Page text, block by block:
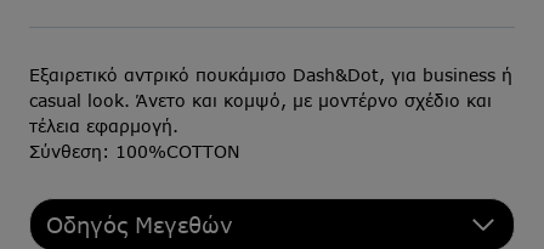
Εξαιρετικό αντρικό πουκάμισο Dash&Dot, για business ή
casual look. Άνετο και κομψό, με μοντέρνο σχέδιο και
τέλεια εφαρμογή.
Σύνθεση: 100%COTTON
Οδηγός Μεγεθών